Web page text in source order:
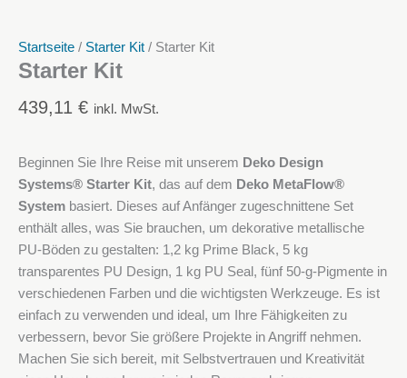
Startseite / Starter Kit / Starter Kit
Starter Kit
439,11 € inkl. MwSt.
Beginnen Sie Ihre Reise mit unserem Deko Design
Systems® Starter Kit, das auf dem Deko MetaFlow®
System basiert. Dieses auf Anfänger zugeschnittene Set
enthält alles, was Sie brauchen, um dekorative metallische
PU-Böden zu gestalten: 1,2 kg Prime Black, 5 kg
transparentes PU Design, 1 kg PU Seal, fünf 50-g-Pigmente in
verschiedenen Farben und die wichtigsten Werkzeuge. Es ist
einfach zu verwenden und ideal, um Ihre Fähigkeiten zu
verbessern, bevor Sie größere Projekte in Angriff nehmen.
Machen Sie sich bereit, mit Selbstvertrauen und Kreativität